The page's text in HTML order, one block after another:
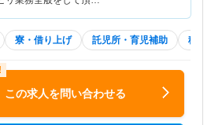
寮・借り上げ 託児所・育児補助 積極
この求人を問い合わせる